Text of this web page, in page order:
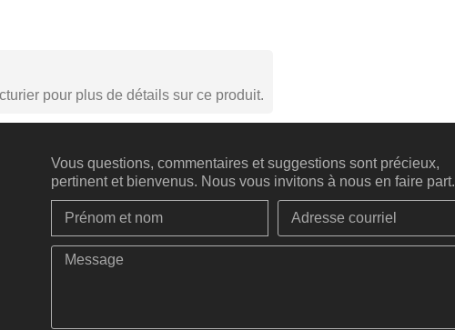
pour plus de détails sur ce produit.
Vous questions, commentaires et suggestions sont précieux,
pertinent et bienvenus. Nous vous invitons à nous en faire part.